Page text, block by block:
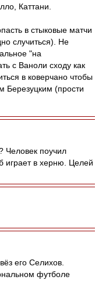
Каттани.
в стыковые матчи
случиться). Не
"на
с Ваноли сходу как
в коверчано чтобы
Березуцким (прости
Человек поучил
играет в херню. Целей
его Селихов.
футболе